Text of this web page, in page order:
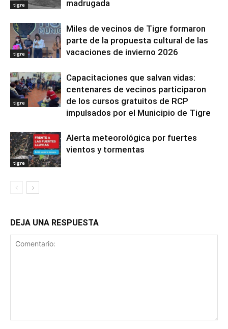
tigre madrugada
tigre
Miles de vecinos de Tigre formaron
parte de la propuesta cultural de las
vacaciones de invierno 2026
tigre
Capacitaciones que salvan vidas:
centenares de vecinos participaron
de los cursos gratuitos de RCP
impulsados por el Municipio de Tigre
tigre
Alerta meteorológica por fuertes
vientos y tormentas
DEJA UNA RESPUESTA